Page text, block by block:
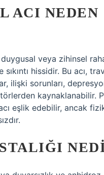
ACI NEDEN
veya zihinsel
sıkıntı hissidir. Bu acı,
ilişki sorunları,
kaynaklanabilir.
eşlik edebilir, ancak